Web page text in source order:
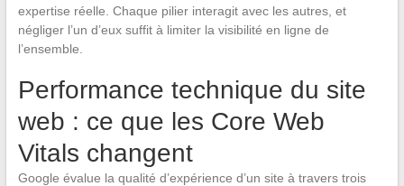
expertise réelle. Chaque pilier interagit avec les autres, et
négliger l’un d’eux suffit à limiter la visibilité en ligne de
l’ensemble.
Performance technique du site
web : ce que les Core Web
Vitals changent
Google évalue la qualité d’expérience d’un site à travers trois